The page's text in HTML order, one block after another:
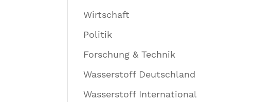
Wirtschaft
Politik
Forschung & Technik
Wasserstoff Deutschland
Wasserstoff International